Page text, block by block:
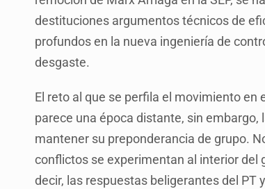
destituciones argumentos técnicos de
profundos en la nueva ingeniería de
desgaste.
El reto al que se perfila el movimiento
parece una época distante, sin
mantener su preponderancia de grupo.
conflictos se experimentan al interior del
decir, las respuestas beligerantes del PT